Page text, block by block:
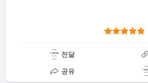
전달
공유